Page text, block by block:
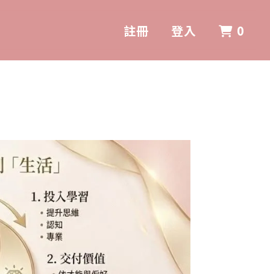
註冊 登入 0